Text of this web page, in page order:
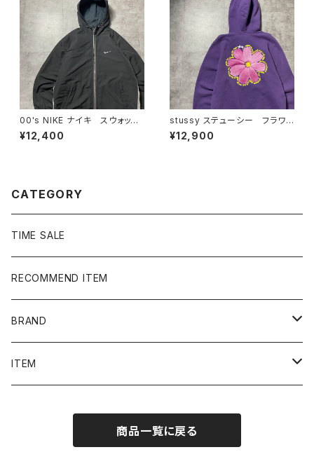
00's NIKE ナイキ スウォッシ
ュ 刺繍ワンポイント フード
刺繍 ドローコード ブラッ
¥12,400
stussy ステューシー フラワ
ー グラフィック バックプリン
ト パープル スウェット パー
¥12,900
CATEGORY
TIME SALE
RECOMMEND ITEM
BRAND
NIKE
ITEM
商品一覧に戻る